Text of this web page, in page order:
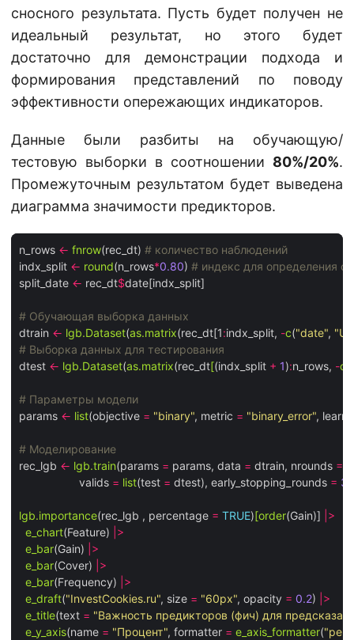
сносного результата. Пусть будет получен не
идеальный результат, но этого будет
достаточно для демонстрации подхода и
формирования представлений по поводу
эффективности опережающих индикаторов.
Данные были разбиты на обучающую/
тестовую выборки в соотношении 80%/20%.
Промежуточным результатом будет выведена
диаграмма значимости предикторов.
n_rows <- fnrow(rec_dt) # количество наблюдений
indx_split <- round(n_rows*0.80) # индекс для определения
split_date <- rec_dt$date[indx_split]
# Обучающая выборка данных
dtrain <- lgb.Dataset(as.matrix(rec_dt[1:indx_split, -c("date",
# Выборка данных для тестирования
dtest <- lgb.Dataset(as.matrix(rec_dt[(indx_split + 1):n_rows, -c
# Параметры модели
params <- list(objective = "binary", metric = "binary_error",
# Моделирование
rec_lgb <- lgb.train(params = params, data = dtrain, nrounds =
                   valids
= list(test = dtest), early_stopping_rounds =
lgb.importance(rec_lgb , percentage = TRUE)[order(Gain)]
|>
e_chart(Feature)
|>
e_bar(Gain)
|>
e_bar(Cover)
|>
e_bar(Frequency)
|>
e_draft("InvestCookies.ru", size = "60px", opacity = 0.2)
|>
e_title(text = "Важность предикторов (фич) для
e_y_axis(name = "Процент", formatter = e_axis_formatter(